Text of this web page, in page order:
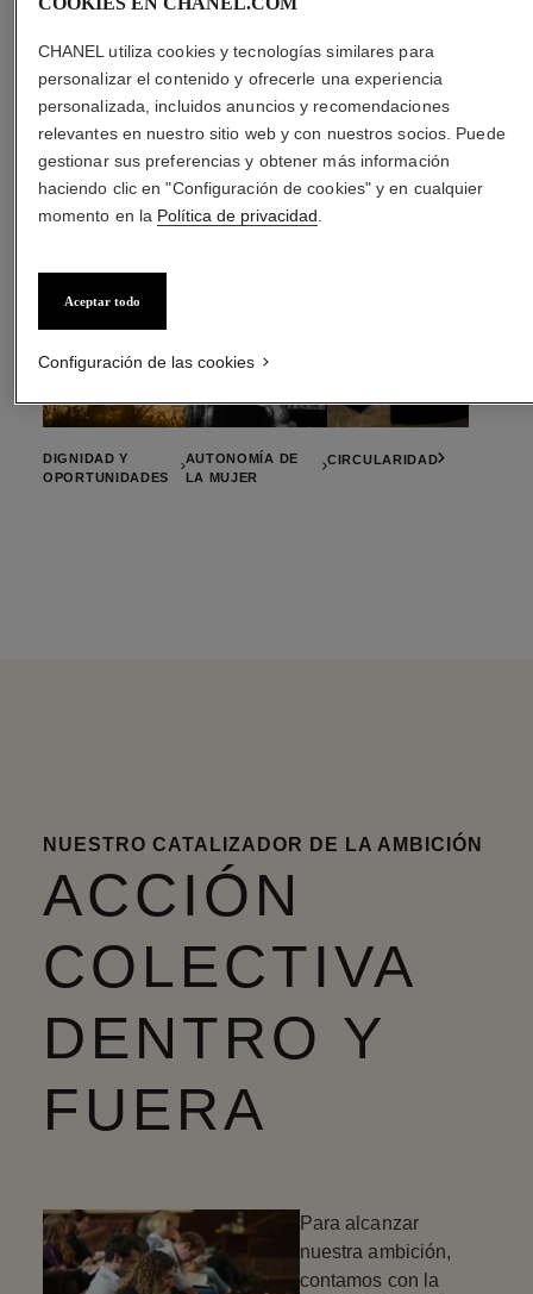
ÁREAS DE
INTERÉS
DIGNIDAD Y
OPORTUNIDADES
AUTONOMÍA DE
LA MUJER
CIRCULARIDAD
NUESTRO CATALIZADOR DE LA AMBICIÓN
ACCIÓN
COLECTIVA
DENTRO Y
FUERA
Para alcanzar
nuestra ambición,
contamos con la
CHANEL utiliza cookies y tecnologías similares para
personalizar el contenido y ofrecerle una experiencia
personalizada, incluidos anuncios y recomendaciones
relevantes en nuestro sitio web y con nuestros socios. Puede
gestionar sus preferencias y obtener más información
haciendo clic en "Configuración de cookies" y en cualquier
momento en la Política de privacidad
Aceptar todo
Configuración de las cookies